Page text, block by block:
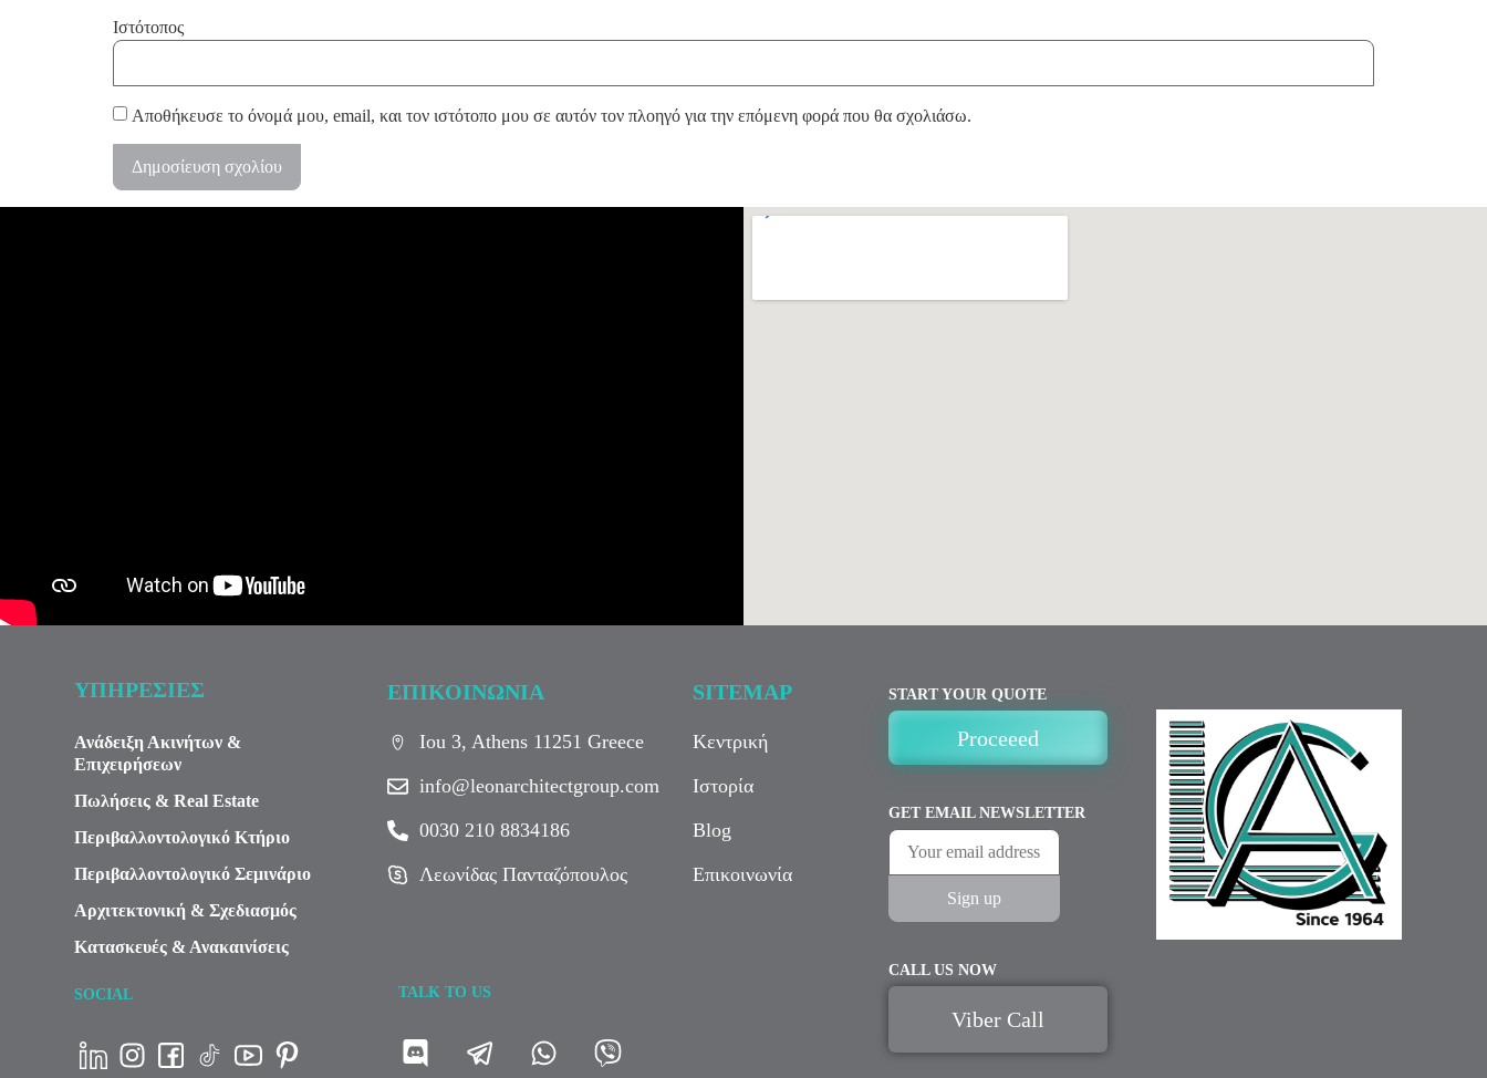
Ιστότοπος
Αποθήκευσε το όνομά μου, email, και τον ιστότοπο μου σε αυτόν τον πλοηγό για την επόμενη φορά που θα σχολιάσω.
ΥΠΗΡΕΣΙΕΣ
Ανάδειξη Ακινήτων &
Επιχειρήσεων
Πωλήσεις & Real Estate
Περιβαλλοντολογικό Κτήριο
Περιβαλλοντολογικό Σεμινάριο
Αρχιτεκτονική & Σχεδιασμός
Κατασκευές & Ανακαινίσεις
SOCIAL
ΕΠΙΚΟΙΝΩΝΙΑ
Iou 3, Athens 11251 Greece
info@leonarchitectgroup.com
0030 210 8834186
Λεωνίδας Πανταζόπουλος
TALK TO US
SITEMAP
Κεντρική
Ιστορία
Blog
Επικοινωνία
START YOUR QUOTE
Proceeed
GET EMAIL NEWSLETTER
CALL US NOW
Viber Call